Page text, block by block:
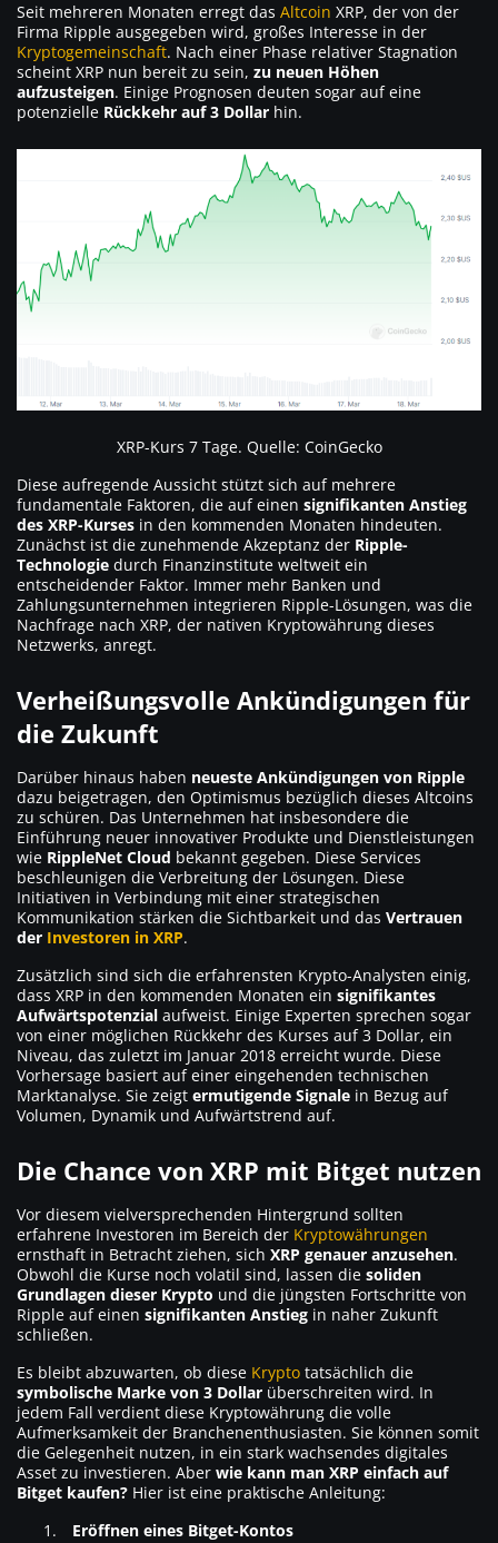
Seit mehreren Monaten erregt das Altcoin XRP, der von der
Firma Ripple ausgegeben wird, großes Interesse in der
Kryptogemeinschaft. Nach einer Phase relativer Stagnation
scheint XRP nun bereit zu sein, zu neuen Höhen
aufzusteigen. Einige Prognosen deuten sogar auf eine
potenzielle Rückkehr auf 3 Dollar hin.
XRP-Kurs 7 Tage. Quelle: CoinGecko
Diese aufregende Aussicht stützt sich auf mehrere
fundamentale Faktoren, die auf einen signifikanten Anstieg
des XRP-Kurses in den kommenden Monaten hindeuten.
Zunächst ist die zunehmende Akzeptanz der Ripple-
Technologie durch Finanzinstitute weltweit ein
entscheidender Faktor. Immer mehr Banken und
Zahlungsunternehmen integrieren Ripple-Lösungen, was die
Nachfrage nach XRP, der nativen Kryptowährung dieses
Netzwerks, anregt.
Verheißungsvolle Ankündigungen für
die Zukunft
Darüber hinaus haben neueste Ankündigungen von Ripple
dazu beigetragen, den Optimismus bezüglich dieses Altcoins
zu schüren. Das Unternehmen hat insbesondere die
Einführung neuer innovativer Produkte und Dienstleistungen
wie RippleNet Cloud bekannt gegeben. Diese Services
beschleunigen die Verbreitung der Lösungen. Diese
Initiativen in Verbindung mit einer strategischen
Kommunikation stärken die Sichtbarkeit und das Vertrauen
der Investoren in XRP.
Zusätzlich sind sich die erfahrensten Krypto-Analysten einig,
dass XRP in den kommenden Monaten ein signifikantes
Aufwärtspotenzial aufweist. Einige Experten sprechen sogar
von einer möglichen Rückkehr des Kurses auf 3 Dollar, ein
Niveau, das zuletzt im Januar 2018 erreicht wurde. Diese
Vorhersage basiert auf einer eingehenden technischen
Marktanalyse. Sie zeigt ermutigende Signale in Bezug auf
Volumen, Dynamik und Aufwärtstrend auf.
Die Chance von XRP mit Bitget nutzen
Vor diesem vielversprechenden Hintergrund sollten
erfahrene Investoren im Bereich der Kryptowährungen
ernsthaft in Betracht ziehen, sich XRP genauer anzusehen.
Obwohl die Kurse noch volatil sind, lassen die soliden
Grundlagen dieser Krypto und die jüngsten Fortschritte von
Ripple auf einen signifikanten Anstieg in naher Zukunft
schließen.
Es bleibt abzuwarten, ob diese Krypto tatsächlich die
symbolische Marke von 3 Dollar überschreiten wird. In
jedem Fall verdient diese Kryptowährung die volle
Aufmerksamkeit der Branchenenthusiasten. Sie können somit
die Gelegenheit nutzen, in ein stark wachsendes digitales
Asset zu investieren. Aber wie kann man XRP einfach auf
Bitget kaufen? Hier ist eine praktische Anleitung:
Eröffnen eines Bitget-Kontos